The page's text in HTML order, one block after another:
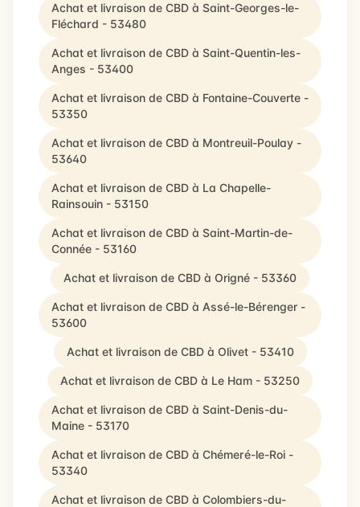
Achat et livraison de CBD à Saint-Georges-le-
Fléchard - 53480
Achat et livraison de CBD à Saint-Quentin-les-
Anges - 53400
Achat et livraison de CBD à Fontaine-Couverte -
53350
Achat et livraison de CBD à Montreuil-Poulay -
53640
Achat et livraison de CBD à La Chapelle-
Rainsouin - 53150
Achat et livraison de CBD à Saint-Martin-de-
Connée - 53160
Achat et livraison de CBD à Origné - 53360
Achat et livraison de CBD à Assé-le-Bérenger -
53600
Achat et livraison de CBD à Olivet - 53410
Achat et livraison de CBD à Le Ham - 53250
Achat et livraison de CBD à Saint-Denis-du-
Maine - 53170
Achat et livraison de CBD à Chémeré-le-Roi -
53340
Achat et livraison de CBD à Colombiers-du-